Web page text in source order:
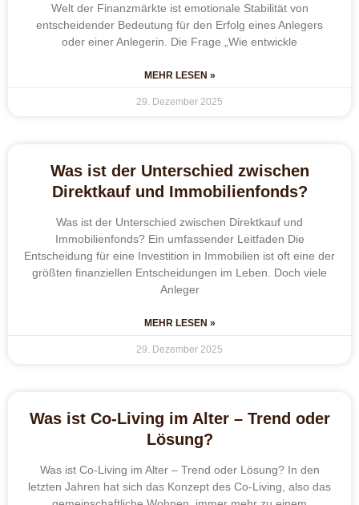
Welt der Finanzmärkte ist emotionale Stabilität von
entscheidender Bedeutung für den Erfolg eines Anlegers
oder einer Anlegerin. Die Frage „Wie entwickle
MEHR LESEN »
29. Dezember 2025
Was ist der Unterschied zwischen
Direktkauf und Immobilienfonds?
Was ist der Unterschied zwischen Direktkauf und
Immobilienfonds? Ein umfassender Leitfaden Die
Entscheidung für eine Investition in Immobilien ist oft eine der
größten finanziellen Entscheidungen im Leben. Doch viele
Anleger
MEHR LESEN »
29. Dezember 2025
Was ist Co-Living im Alter – Trend oder
Lösung?
Was ist Co-Living im Alter – Trend oder Lösung? In den
letzten Jahren hat sich das Konzept des Co-Living, also das